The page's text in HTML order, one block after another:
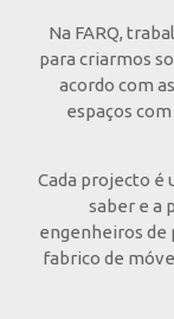
Na FARQ,
para criarmos
acordo com
espaços
Cada projecto é
saber e a
engenheiros de
fabrico de